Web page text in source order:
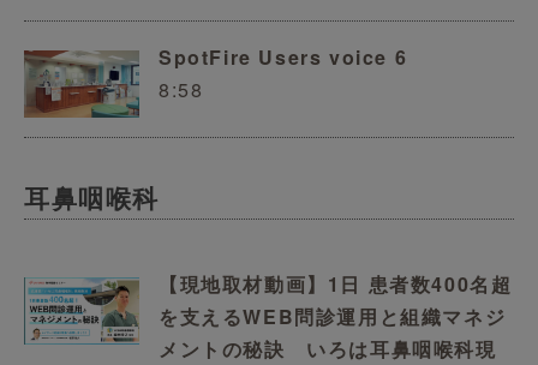
SpotFire Users voice 6
8:58
耳鼻咽喉科
【現地取材動画】1日 患者数400名超
を支えるWEB問診運用と組織マネジ
メントの秘訣 いろは耳鼻咽喉科現